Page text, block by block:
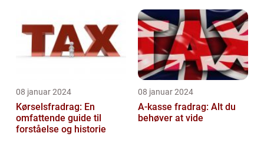
08 januar 2024
Kørselsfradrag: En
omfattende guide til
forståelse og historie
08 januar 2024
A-kasse fradrag: Alt du
behøver at vide